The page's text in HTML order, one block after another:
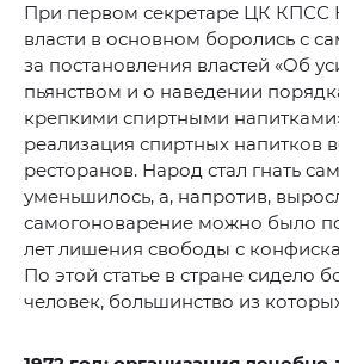
При первом секретаре ЦК КПСС
власти в основном боролись с
за постановления властей «Об
пьянством и о наведении
крепкими спиртными
реализация спиртных напитков
ресторанов. Народ стал гнать
уменьшилось, а, напротив,
самогоноварение можно было
лет лишения свободы с
По этой статье в стране сидело
человек, большинство из